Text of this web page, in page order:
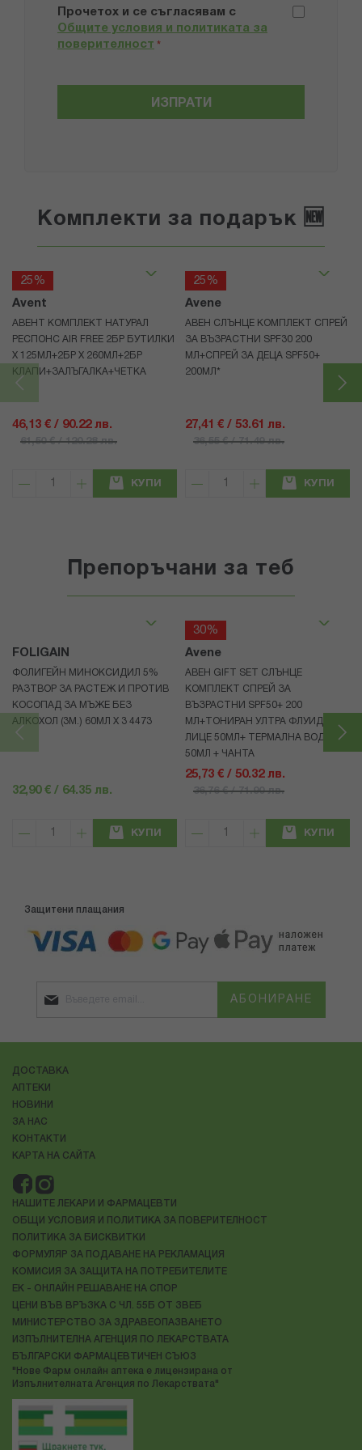
Прочетох и се съгласявам с
Общите условия и политиката за
поверителност *
ИЗПРАТИ
Комплекти за подарък 🆕
25%
Avent
АВЕНТ КОМПЛЕКТ НАТУРАЛ
РЕСПОНС AIR FREE 2БР БУТИЛКИ
Х 125МЛ+2БР Х 260МЛ+2БР
КЛАПИ+ЗАЛЪГАЛКА+ЧЕТКА
46,13 € / 90.22 лв.
61,50 € / 120.28 лв.
КУПИ
25%
Avene
АВЕН СЛЪНЦЕ КОМПЛЕКТ СПРЕЙ
ЗА ВЪЗРАСТНИ SPF30 200
МЛ+СПРЕЙ ЗА ДЕЦА SPF50+
200МЛ*
27,41 € / 53.61 лв.
36,55 € / 71.49 лв.
КУПИ
Препоръчани за теб
FOLIGAIN
ФОЛИГЕЙН МИНОКСИДИЛ 5%
РАЗТВОР ЗА РАСТЕЖ И ПРОТИВ
КОСОПАД ЗА МЪЖЕ БЕЗ
АЛКОХОЛ (3М.) 60МЛ X 3 4473
32,90 € / 64.35 лв.
КУПИ
30%
Avene
АВЕН GIFT SET СЛЪНЦЕ
КОМПЛЕКТ СПРЕЙ ЗА
ВЪЗРАСТНИ SPF50+ 200
МЛ+ТОНИРАН УЛТРА ФЛУИД ЗА
ЛИЦЕ 50МЛ+ ТЕРМАЛНА ВОДА
50МЛ + ЧАНТА
25,73 € / 50.32 лв.
36,76 € / 71.90 лв.
КУПИ
Защитени плащания
АБОНИРАНЕ
ДОСТАВКА
АПТЕКИ
НОВИНИ
ЗА НАС
КОНТАКТИ
КАРТА НА САЙТА
НАШИТЕ ЛЕКАРИ И ФАРМАЦЕВТИ
ОБЩИ УСЛОВИЯ И ПОЛИТИКА ЗА ПОВЕРИТЕЛНОСТ
ПОЛИТИКА ЗА БИСКВИТКИ
ФОРМУЛЯР ЗА ПОДАВАНЕ НА РЕКЛАМАЦИЯ
КОМИСИЯ ЗА ЗАЩИТА НА ПОТРЕБИТЕЛИТЕ
ЕК - ОНЛАЙН РЕШАВАНЕ НА СПОР
ЦЕНИ ВЪВ ВРЪЗКА С ЧЛ. 55Б ОТ ЗВЕБ
МИНИСТЕРСТВО ЗА ЗДРАВЕОПАЗВАНЕТО
ИЗПЪЛНИТЕЛНА АГЕНЦИЯ ПО ЛЕКАРСТВАТА
БЪЛГАРСКИ ФАРМАЦЕВТИЧЕН СЪЮЗ
"Нове Фарм онлайн аптека е лицензирана от
Изпълнителната Агенция по Лекарствата"